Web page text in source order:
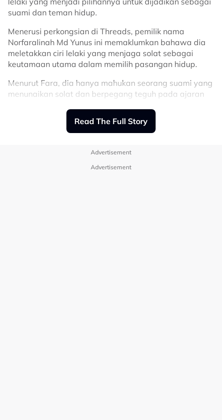
Bagaimanapun, Fara tidak menyebut mana-mana
individu secara spesifik dalam hantaran tersebut.
Related Topics
#Fara Mendoza
suami dan teman hidup.
Menerusi perkongsian di Threads, pemilik nama
Norfaralinah Md Yunus ini memaklumkan bahawa dia
meletakkan ciri lelaki yang menjaga solat sebagai
keutamaan utama dalam memilih pasangan hidup.
Menurut Fara, dia hanya mahukan seorang suami yang
menunaikan solat dan berpegang teguh pada ajaran
“Maaf cakap, kaya macam mana pun kalau langsung
tak solat, saya reject!
“Tak boleh! Saya nak suami yang solat, titik,”
Read The Full Story
Advertisement
Advertisement